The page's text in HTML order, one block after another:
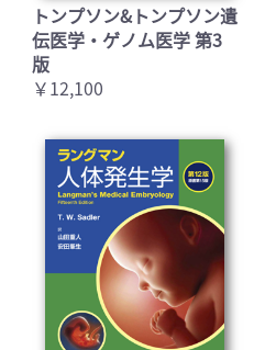
トンプソン&トンプソン遺
伝医学・ゲノム医学 第3
版
￥12,100